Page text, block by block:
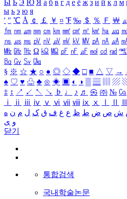
Ы Ь Э Ю Я а б в г д е ё ж з и й к л м
ы ь э ю я
′ ″ ℃ Å ￠ ￡ ￥ ¤ ℉ ‰ ＄ ％ Ｆ ￦
㎙ ㎚ ㎛ ㎜ ㎝ ㎞ ㎟ ㎠ ㎡ ㎢ ㏊ ㎍
㎱ ㎲ ㎳ ㎴ ㎵ ㎶ ㎷ ㎸ ㎹ ㎀ ㎁ ㎂
㎒ ㎓ ㎔ Ω ㏀ ㏁ ㎊ ㎋ ㎌ ㏖ ㏅ ㎭ ㎮
㏃ ㏉ ㏜ ㏆
§ ※ ☆ ★ ○ ● ◎ ◇ ◆ □ ■ △ ▽ →
♠ ♡ ♥ ♧ ♣ ⊙ ◈ ▣ ◐ ◑ ▒ ▤ ▨
‡ ↕ ↗ ↙ ↖ ↘ ♭ ♩ ♪ ♬ ㉿ ㈜ № ㏇
ⅰ
ⅱ ⅲ ⅳ ⅴ ⅵ ⅶ ⅷ ⅸ ⅹ
ش ص ض ط ظ ع غ ف ق ک ل م ن ه
و ی
닫기
통합검색
국내학술논문